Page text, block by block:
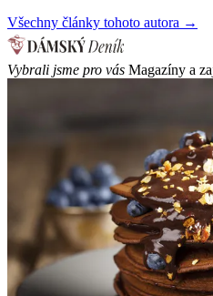
Všechny články tohoto autora →
Vybrali jsme pro vás Magazíny a